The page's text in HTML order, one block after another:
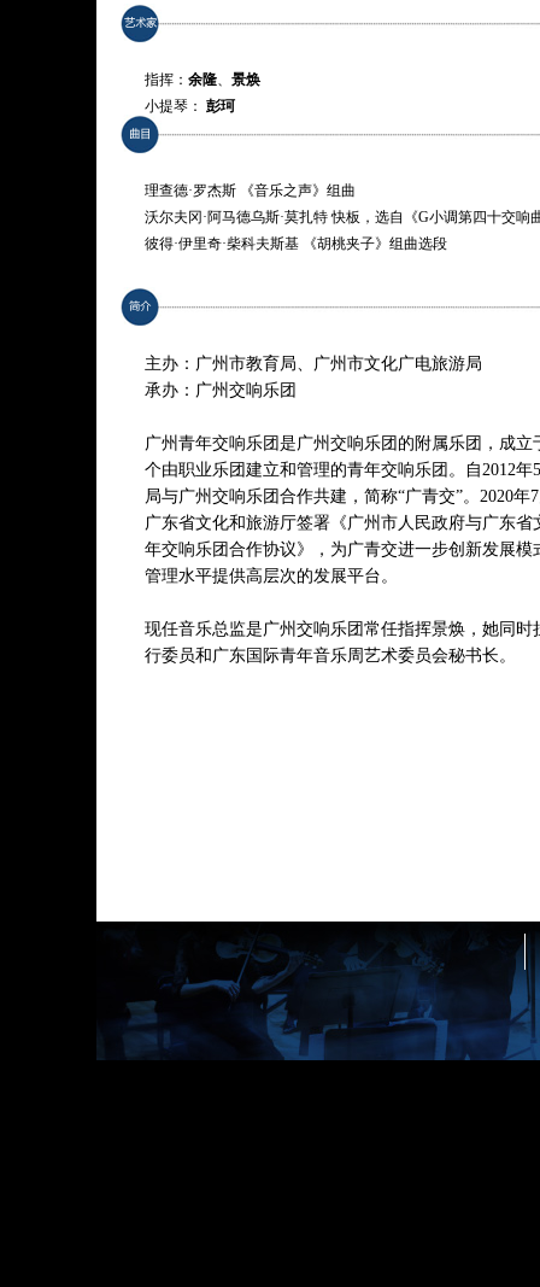
指挥： 余隆、 景焕
小提琴： 彭珂
演奏：广州青年交响乐团
理查德·罗杰斯 《音乐之声》组曲
沃尔夫冈·阿马德乌斯·莫扎特 快板，选自《G小调第四十交响
彼得·伊里奇·柴科夫斯基 《胡桃夹子》组曲选段
2.阿拉伯舞曲
3.芦笛舞曲
彼得罗·马斯卡尼 间奏曲，选自歌剧《乡村骑士》
克劳斯·巴德尔特（改编：特德·里基茨）
阿斯托尔·皮亚佐拉《布宜诺斯艾利斯的四季》选段 （改编：
阿拉姆·哈恰图良 《斯巴达克》组曲选段
1.引子和女神之舞
2.场景和克罗塔尔舞
3.柔板的斯巴达克与弗里姬亚的双人舞
4.爱吉娜独舞和酒神祭
*曲目以演出现场为准
主办：广州市教育局、广州市文化广电旅游局
承办：广州交响乐团
广州青年交响乐团是广州交响乐团的附属乐团，成立
个由职业乐团建立和管理的青年交响乐团。自2012
局与广州交响乐团合作共建，简称“广青交”。2020年
广东省文化和旅游厅签署《广州市人民政府与广东
年交响乐团合作协议》，为广青交进一步创新发展
管理水平提供高层次的发展平台。
现任音乐总监是广州交响乐团常任指挥景焕，她同
行委员和广东国际青年音乐周艺术委员会秘书长。